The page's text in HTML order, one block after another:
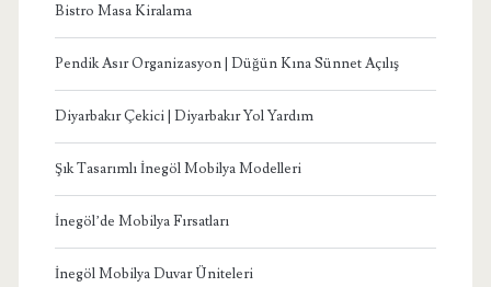
Bistro Masa Kiralama
Pendik Asır Organizasyon | Düğün Kına Sünnet Açılış
Diyarbakır Çekici | Diyarbakır Yol Yardım
Şık Tasarımlı İnegöl Mobilya Modelleri
İnegöl’de Mobilya Fırsatları
İnegöl Mobilya Duvar Üniteleri